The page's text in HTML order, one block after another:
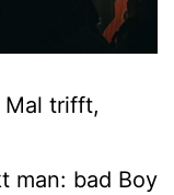
Mal trifft,
man: bad Boy